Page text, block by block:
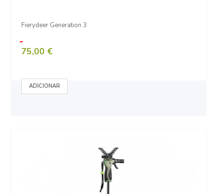
Fierydeer Generation 3
75,00 €